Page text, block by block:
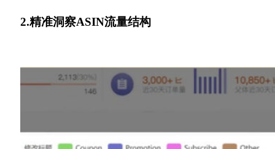
2.精准洞察ASIN流量结构